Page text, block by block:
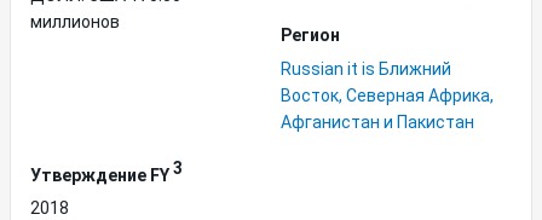
миллионов
Регион
Russian it is Ближний
Восток, Северная Африка,
Афганистан и Пакистан
Утверждение FY3
2018